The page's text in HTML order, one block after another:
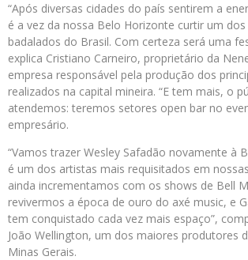
“Após diversas cidades do país sentirem a
é a vez da nossa Belo Horizonte curtir um
badalados do Brasil. Com certeza será uma
explica Cristiano Carneiro, proprietário da
empresa responsável pela produção dos
realizados na capital mineira. “E tem mais, o
atendemos: teremos setores open bar no
empresário.
“Vamos trazer Wesley Safadão novamente à
é um dos artistas mais requisitados em
ainda incrementamos com os shows de Bell
revivermos a época de ouro do axé music, e
tem conquistado cada vez mais espaço”,
João Wellington, um dos maiores produtores
Minas Gerais.